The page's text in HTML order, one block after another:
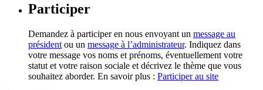
Participer
Demandez à participer en nous envoyant un message au
président ou un message à l’administrateur. Indiquez dans
votre message vos noms et prénoms, éventuellement votre
statut et votre raison sociale et décrivez le thème que vous
souhaitez aborder. En savoir plus : Participer au site